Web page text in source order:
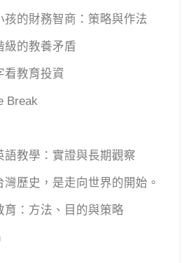
孩的財務智商：策略與作法
級的教養矛盾
看教育投資
Break
語教學：實證與長期觀察
歷史，是走向世界的開始。
育：方法、目的與策略